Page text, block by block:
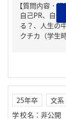
【質問内容・
自己PR、自
る？、人生の
クチカ（学生
25年卒 文系
学校名 ： 非公開